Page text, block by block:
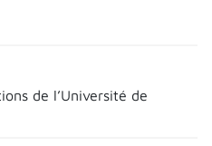
de l’Université de